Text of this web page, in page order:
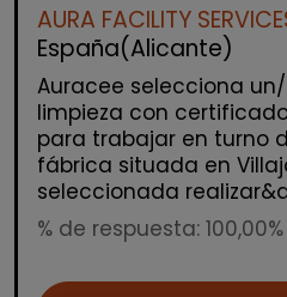
AURA FACILITY
España(Alicante)
Auracee selecciona
limpieza con
para trabajar en turno
fábrica situada en
seleccionada
% de respuesta: 100,00%